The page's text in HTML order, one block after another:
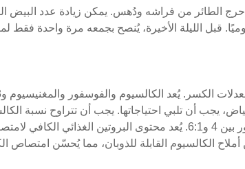
الطائر من فراشه ودُهس. يمكن زيادة عدد البيض
في الحظيرة خلال فترة الإقامة. عادةً، يُجمع البيض من 4 إلى 5 مرات يوميًا. قبل الليلة الأخيرة، يُنصح بجمعه مرة
يجب أن تلبي احتياجاتها. يجب أن تتراوح نسبة
3.0% و3.75%، والفوسفور الكلي بين 0.6% و0.5%، وأن تكون نسبة الكالسيوم والفوسفور بين 4 و6:1. يُعد محتوى البروتين
أملاح الكالسيوم القابلة للذوبان، مما يُحسّن امتصاص